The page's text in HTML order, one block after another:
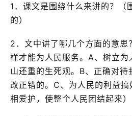
1．课文是围绕什么来讲的？（
的）
2．文中讲了哪几个方面的意思
样才能为人民服务。A、树立
山还重的生死观。B、正确对
改正错的。C、为人民的利益
相爱护，使整个人民团结起来）